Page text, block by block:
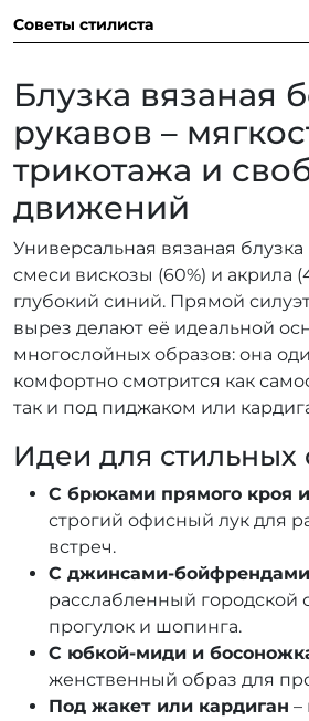
Советы стилиста
Блузка вязаная
рукавов –
трикотажа и
движений
Универсальная вязаная блузка
смеси вискозы (60%) и акрила
глубокий синий. Прямой
вырез делают её идеальной
многослойных образов: она
комфортно смотрится как
так и под пиджаком или
Идеи для стильных
С брюками прямого кроя
строгий офисный лук для
встреч.
С джинсами-
расслабленный городской
прогулок и шопинга.
С юбкой-миди и
женственный образ для
Под жакет или кардиган –